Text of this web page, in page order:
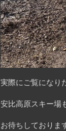
実際にご覧になり
安比高原スキー場
お待ちしておりま